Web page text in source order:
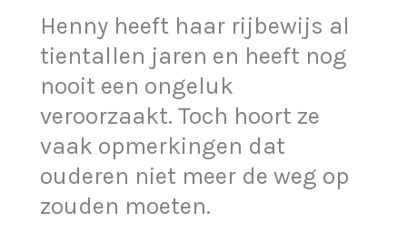
Henny heeft haar rijbewijs al
tientallen jaren en heeft nog
nooit een ongeluk
veroorzaakt. Toch hoort ze
vaak opmerkingen dat
ouderen niet meer de weg op
zouden moeten.